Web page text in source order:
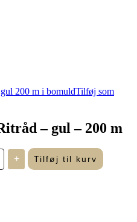
Tilføj som
– gul – 200 m
+ Tilføj til kurv